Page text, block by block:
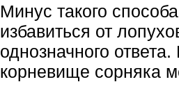
Минус такого
избавиться от
однозначного
корневище сорняка